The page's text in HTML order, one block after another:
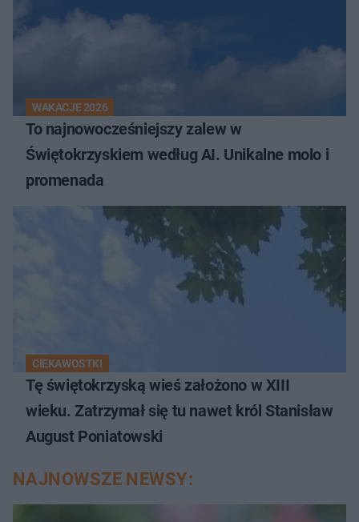
WAKACJE 2026
To najnowocześniejszy zalew w
Świętokrzyskiem według AI. Unikalne molo i
promenada
CIEKAWOSTKI
Tę świętokrzyską wieś założono w XIII
wieku. Zatrzymał się tu nawet król Stanisław
August Poniatowski
NAJNOWSZE NEWSY: